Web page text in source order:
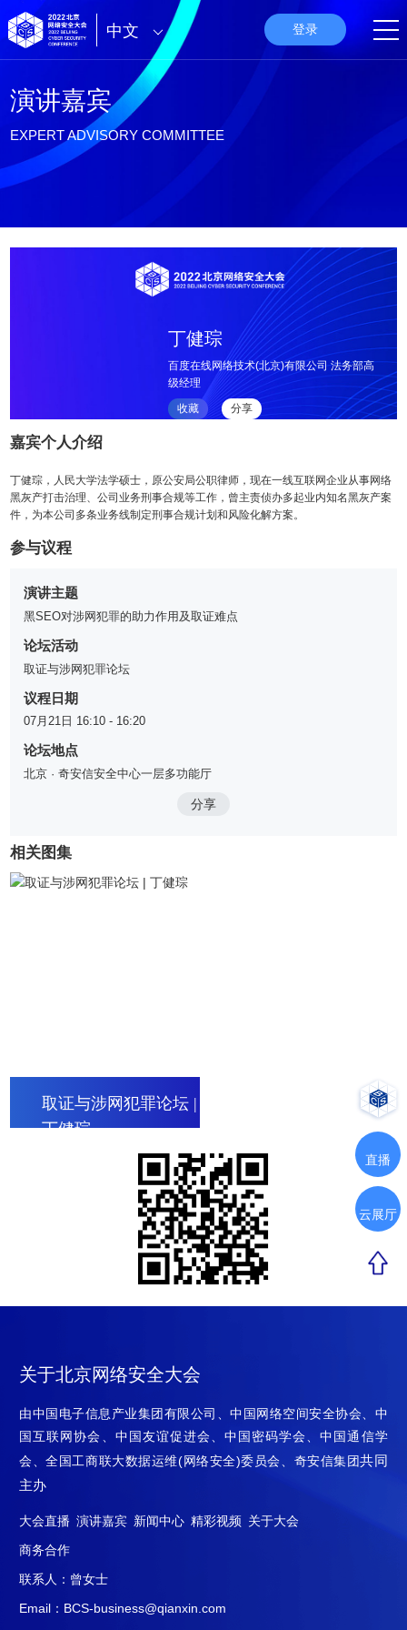
中文 登录
演讲嘉宾
EXPERT ADVISORY COMMITTEE
丁健琮
百度在线网络技术(北京)有限公司 法务部高
级经理
收藏 分享
嘉宾个人介绍
丁健琮，人民大学法学硕士，原公安局公职律师，现在一线互联网企业从事网络
黑灰产打击治理、公司业务刑事合规等工作，曾主责侦办多起业内知名黑灰产案
件，为本公司多条业务线制定刑事合规计划和风险化解方案。
参与议程
演讲主题
黑SEO对涉网犯罪的助力作用及取证难点
论坛活动
取证与涉网犯罪论坛
议程日期
07月21日 16:10 - 16:20
论坛地点
北京 · 奇安信安全中心一层多功能厅
分享
相关图集
取证与涉网犯罪论坛 |
丁健琮
关于北京网络安全大会
由中国电子信息产业集团有限公司、中国网络空间安全协会、中
国互联网协会、中国友谊促进会、中国密码学会、中国通信学
会、全国工商联大数据运维(网络安全)委员会、奇安信集团共同
主办
大会直播 演讲嘉宾 新闻中心 精彩视频 关于大会
商务合作
联系人：曾女士
Email：BCS-business@qianxin.com
直播
云展厅